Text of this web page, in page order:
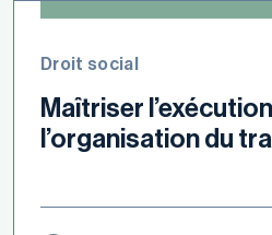
Droit social
Maîtriser
l’organisation du